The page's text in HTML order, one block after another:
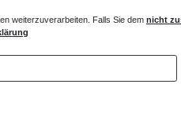
Duschwanne Steinoptik 100 x 75 x
€ *
MwSt.
weiterzuverarbeiten. Falls Sie dem nicht